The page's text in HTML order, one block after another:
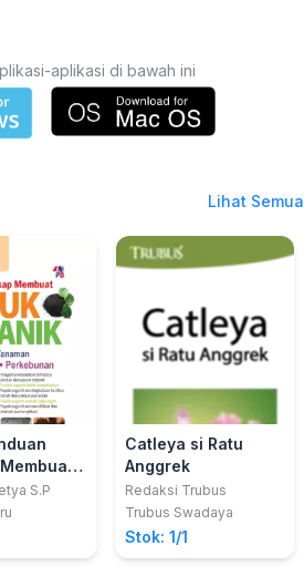
aplikasi di bawah ini
Lihat Semua
S.P
Catleya si Ratu
Anggrek
Redaksi Trubus
Trubus Swadaya
Stok: 1/1